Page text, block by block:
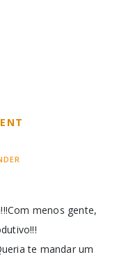
menos gente,
te mandar um